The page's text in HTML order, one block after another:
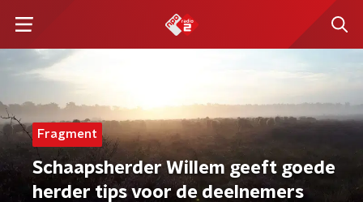
Fragment
Schaapsherder Willem geeft goede
herder tips voor de deelnemers